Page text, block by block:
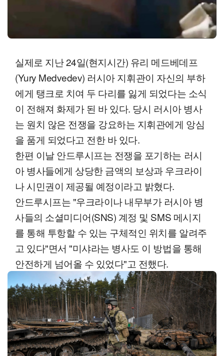
실제로 지난 24일(현지시간) 유리 메드베데프
(Yury Medvedev) 러시아 지휘관이 자신의 부하
에게 탱크로 치여 두 다리를 잃게 되었다는 소식
이 전해져 화제가 된 바 있다. 당시 러시아 병사
는 원치 않은 전쟁을 강요하는 지휘관에게 앙심
을 품게 되었다고 전한 바 있다.
한편 이날 안드루시프는 전쟁을 포기하는 러시
아 병사들에게 상당한 금액의 보상과 우크라이
나 시민권이 제공될 예정이라고 밝혔다.
안드루시프는 "우크라이나 내무부가 러시아 병
사들의 소셜미디어(SNS) 계정 및 SMS 메시지
를 통해 투항할 수 있는 구체적인 위치를 알려주
고 있다"면서 "미샤라는 병사도 이 방법을 통해
안전하게 넘어올 수 있었다"고 전했다.